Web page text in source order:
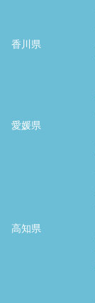
香川県
愛媛県
高知県